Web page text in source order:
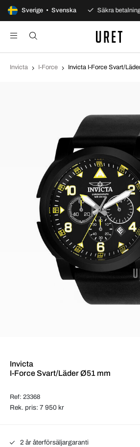
Sverige • Svenska
100 dagars öppet köp Säkra
Invicta I-Force Invicta I-Force Svart/
Invicta
I-Force Svart/Läder Ø51 mm
Ref: 23368
Rek. pris: 7 950 kr
2 år återförsäljargaranti